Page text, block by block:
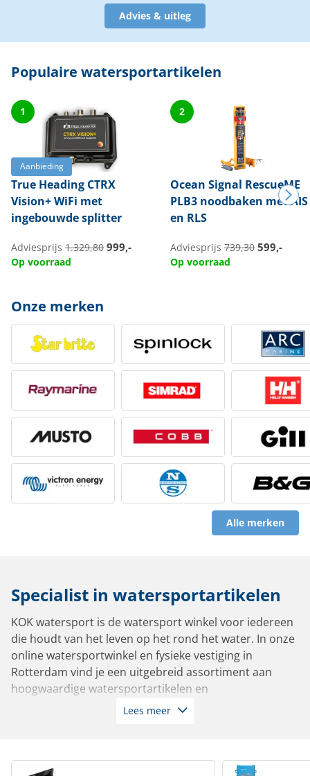
Advies & uitleg
Populaire watersportartikelen
Aanbieding
True Heading CTRX
Vision+ WiFi met
ingebouwde splitter
Adviesprijs 1.329,80 999,-
Op voorraad
Ocean Signal RescueME
PLB3 noodbaken met AIS
en RLS
Adviesprijs 739,30 599,-
Op voorraad
Onze merken
Alle merken
Specialist in watersportartikelen
KOK watersport is de watersport winkel voor iedereen
die houdt van het leven op het rond het water. In onze
online watersportwinkel en fysieke vestiging in
Rotterdam vind je een uitgebreid assortiment aan
hoogwaardige watersportartikelen en
bootbenodigdheden van de beste kwaliteit. Of je nu
Met meer dan 10.000 artikelen op voorraad leverbaar
Lees meer